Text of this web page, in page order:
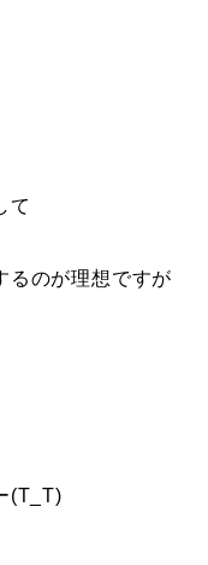
て
るのが理想ですが
(T_T)